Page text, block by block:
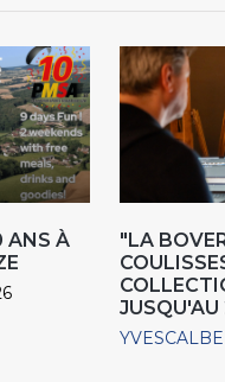
ANS À
"LA